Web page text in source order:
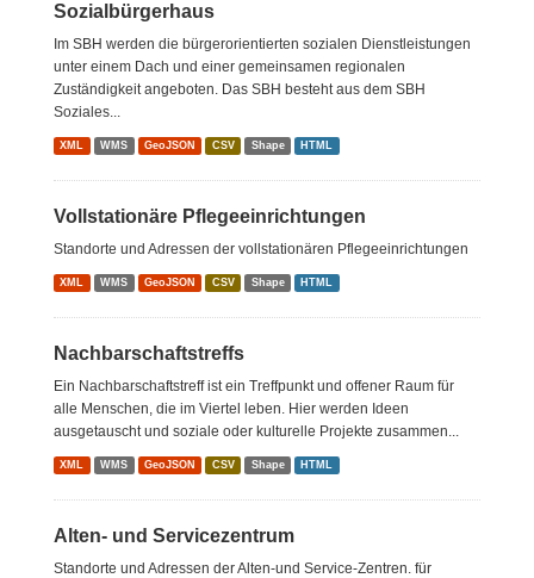
Sozialbürgerhaus
Im SBH werden die bürgerorientierten sozialen Dienstleistungen
unter einem Dach und einer gemeinsamen regionalen
Zuständigkeit angeboten. Das SBH besteht aus dem SBH
Soziales...
XML WMS GeoJSON CSV Shape HTML
Vollstationäre Pflegeeinrichtungen
Standorte und Adressen der vollstationären Pflegeeinrichtungen
XML WMS GeoJSON CSV Shape HTML
Nachbarschaftstreffs
Ein Nachbarschaftstreff ist ein Treffpunkt und offener Raum für
alle Menschen, die im Viertel leben. Hier werden Ideen
ausgetauscht und soziale oder kulturelle Projekte zusammen...
XML WMS GeoJSON CSV Shape HTML
Alten- und Servicezentrum
Standorte und Adressen der Alten-und Service-Zentren. für